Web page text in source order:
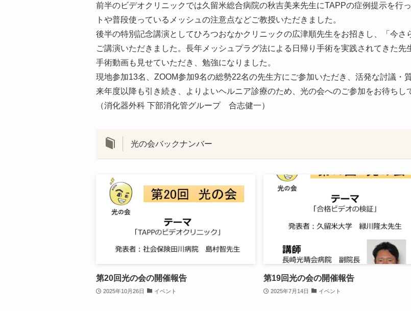
前半のビデオクリニックでは久留米総合病院の秋吉美来先生にTAPPの症例提示を行
トや普段使っているメッシュの注意点などご教授いただきました。
後半の特別記念講演としてひろつおなかクリニックの広津順先生をお招きし、「今
ご講演いただきました。長年メッシュプラグ法による日帰り手術を実践されてきた
手術動画も見せていただき、勉強になりました。
現地参加13名、ZOOM参加9名の総勢22名の先生方にご参加いただき、活発な討議・
来年度以降も引き続き、よりよいヘルニア診療のため、光の会へのご参加をお待ちし
（消化器外科 下部消化管グループ 合志健一）
光の会バックナンバー
第20回光の会の開催報告
2025年10月26日 イベント
第19回光の会の開催報告
2025年7月14日 イベント